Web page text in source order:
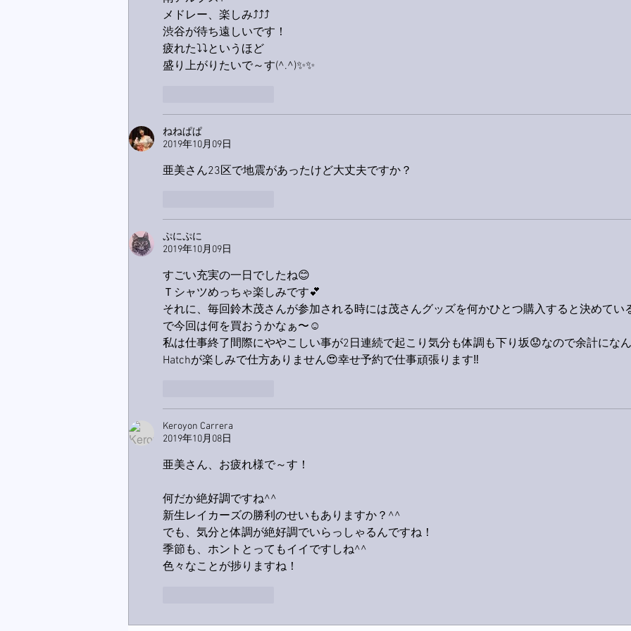
メドレー、楽しみ⤴⤴⤴
渋谷が待ち遠しいです！
疲れた⤵⤵というほど
盛り上がりたいで～す(^.^)✨✨
ねねぱぱ
2019年10月09日
亜美さん23区で地震があったけど大丈夫ですか？
ぷにぷに
2019年10月09日
すごい充実の一日でしたね😊
Ｔシャツめっちゃ楽しみです💕
それに、毎回鈴木茂さんが参加される時には茂さんグッズを何かひとつ購入すると決めてい
で今回は何を買おうかなぁ〜☺️
私は仕事終了間際にややこしい事が2日連続で起こり気分も体調も下り坂😟なので余計にな
Hatchが楽しみで仕方ありません😍幸せ予約で仕事頑張ります‼️
Keroyon Carrera
2019年10月08日
亜美さん、お疲れ様で～す！
何だか絶好調ですね^^
新生レイカーズの勝利のせいもありますか？^^
でも、気分と体調が絶好調でいらっしゃるんですね！
季節も、ホントとってもイイですしね^^
色々なことが捗りますね！